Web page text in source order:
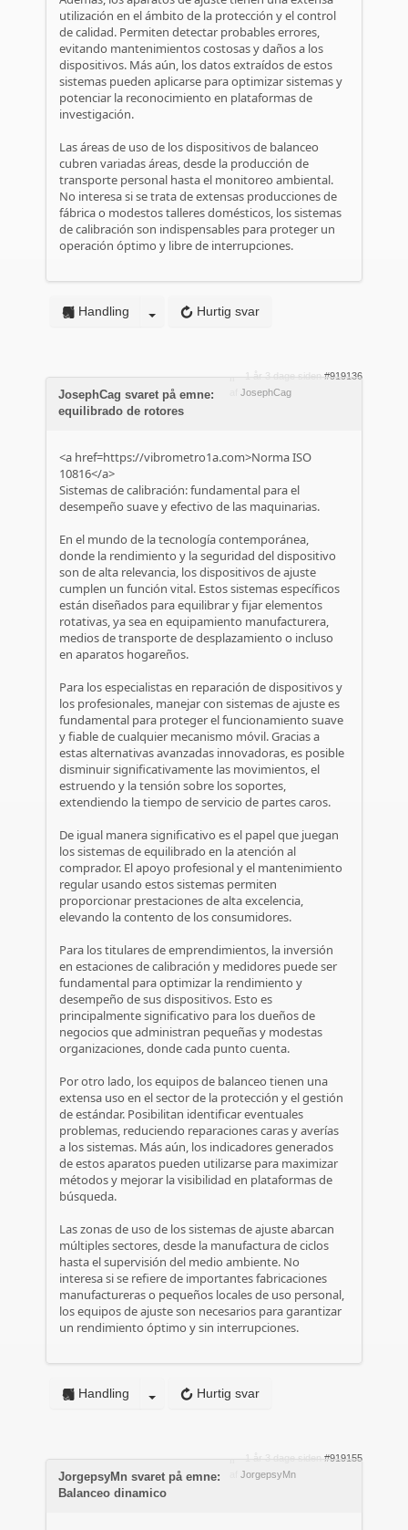
utilización en el ámbito de la protección y el control
de calidad. Permiten detectar probables errores,
evitando mantenimientos costosas y daños a los
dispositivos. Más aún, los datos extraídos de estos
sistemas pueden aplicarse para optimizar sistemas y
potenciar la reconocimiento en plataformas de
investigación.
Las áreas de uso de los dispositivos de balanceo
cubren variadas áreas, desde la producción de
transporte personal hasta el monitoreo ambiental.
No interesa si se trata de extensas producciones de
fábrica o modestos talleres domésticos, los sistemas
de calibración son indispensables para proteger un
operación óptimo y libre de interrupciones.
Hurtig svar
Handling
1 år 3 dage siden #919136
JosephCag
JosephCag svaret på emne:
equilibrado de rotores
<a href=https://vibrometro1a.com>Norma ISO
10816</a>
Sistemas de calibración: fundamental para el
desempeño suave y efectivo de las maquinarias.
En el mundo de la tecnología contemporánea,
donde la rendimiento y la seguridad del dispositivo
son de alta relevancia, los dispositivos de ajuste
cumplen un función vital. Estos sistemas específicos
están diseñados para equilibrar y fijar elementos
rotativas, ya sea en equipamiento manufacturera,
medios de transporte de desplazamiento o incluso
en aparatos hogareños.
Para los especialistas en reparación de dispositivos y
los profesionales, manejar con sistemas de ajuste es
fundamental para proteger el funcionamiento suave
y fiable de cualquier mecanismo móvil. Gracias a
estas alternativas avanzadas innovadoras, es posible
disminuir significativamente las movimientos, el
estruendo y la tensión sobre los soportes,
extendiendo la tiempo de servicio de partes caros.
De igual manera significativo es el papel que juegan
los sistemas de equilibrado en la atención al
comprador. El apoyo profesional y el mantenimiento
regular usando estos sistemas permiten
proporcionar prestaciones de alta excelencia,
elevando la contento de los consumidores.
Para los titulares de emprendimientos, la inversión
en estaciones de calibración y medidores puede ser
fundamental para optimizar la rendimiento y
desempeño de sus dispositivos. Esto es
principalmente significativo para los dueños de
negocios que administran pequeñas y modestas
organizaciones, donde cada punto cuenta.
Por otro lado, los equipos de balanceo tienen una
extensa uso en el sector de la protección y el gestión
de estándar. Posibilitan identificar eventuales
problemas, reduciendo reparaciones caras y averías
a los sistemas. Más aún, los indicadores generados
de estos aparatos pueden utilizarse para maximizar
métodos y mejorar la visibilidad en plataformas de
búsqueda.
Las zonas de uso de los sistemas de ajuste abarcan
múltiples sectores, desde la manufactura de ciclos
hasta el supervisión del medio ambiente. No
interesa si se refiere de importantes fabricaciones
manufactureras o pequeños locales de uso personal,
los equipos de ajuste son necesarios para garantizar
un rendimiento óptimo y sin interrupciones.
Hurtig svar
Handling
1 år 3 dage siden #919155
JorgepsyMn
JorgepsyMn svaret på emne:
Balanceo dinamico